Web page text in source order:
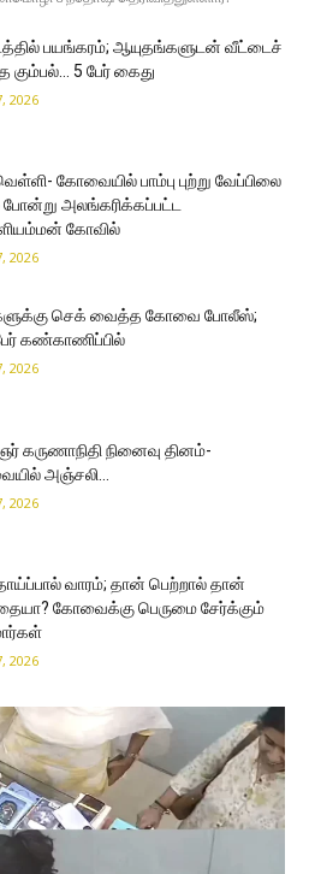
பயங்கரம்; ஆயுதங்களுடன் வீட்டைச்
கும்பல்… 5 பேர் கைது
2026
கோவையில் பாம்பு புற்று வேப்பிலை
அலங்கரிக்கப்பட்ட
கோவில்
2026
செக் வைத்த கோவை போலீஸ்;
கண்காணிப்பில்
2026
கருணாநிதி நினைவு தினம்-
அஞ்சலி…
2026
வாரம்; தான் பெற்றால் தான்
கோவைக்கு பெருமை சேர்க்கும்
2026